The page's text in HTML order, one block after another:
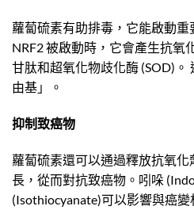
蘿蔔硫素有助排毒，它能啟動重
NRF2 被啟動時，它會產生抗氧
甘肽和超氧化物歧化酶 (SOD)。
由基」。
抑制致癌物
蘿蔔硫素還可以通過釋放抗氧
長，從而對抗致癌物。吲哚
(Isothiocyanate)可以影響與癌